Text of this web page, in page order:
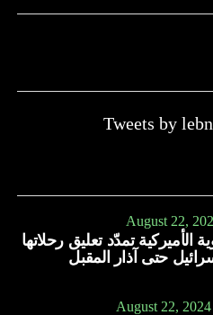
Tweets by
August 22,
الأميركية تمدّد تعليق رحلاتها
حتى آذار المقبل
August 22, 2024